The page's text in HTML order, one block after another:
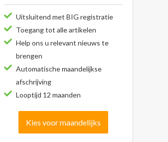
Uitsluitend met BIG registratie
Toegang tot alle artikelen
Help ons u relevant nieuws te
brengen
Automatische maandelijkse
afschrijving
Looptijd 12 maanden
Kies voor maandelijks